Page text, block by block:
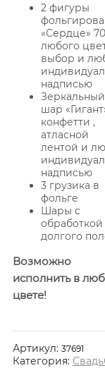
2 фигуры
«Сердце»
любого
выбор и
надписью
Зеркальный
шар
конфетти ,
атласной
лентой и
надписью
3 грузика в
фольге
Шары с
обработкой
долгого
Возможно
исполнить в
цвете!
Артикул: 37691
Категория: